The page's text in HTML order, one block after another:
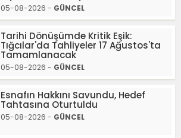
05-08-2026 - GÜNCEL
Tarihi Dönüşümde Kritik Eşik:
Tığcılar'da Tahliyeler 17 Ağustos'ta
Tamamlanacak
05-08-2026 - GÜNCEL
Esnafın Hakkını Savundu, Hedef
Tahtasına Oturtuldu
05-08-2026 - GÜNCEL